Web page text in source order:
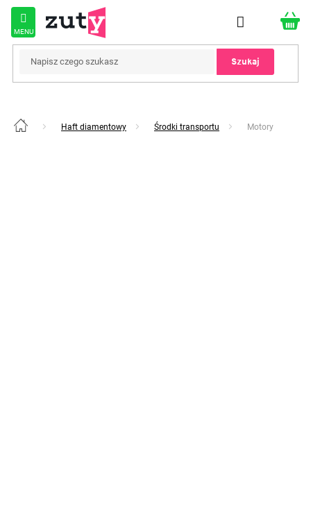
Przejść
treści
Szukaj
Home Haft diamentowy Środki transportu Motory